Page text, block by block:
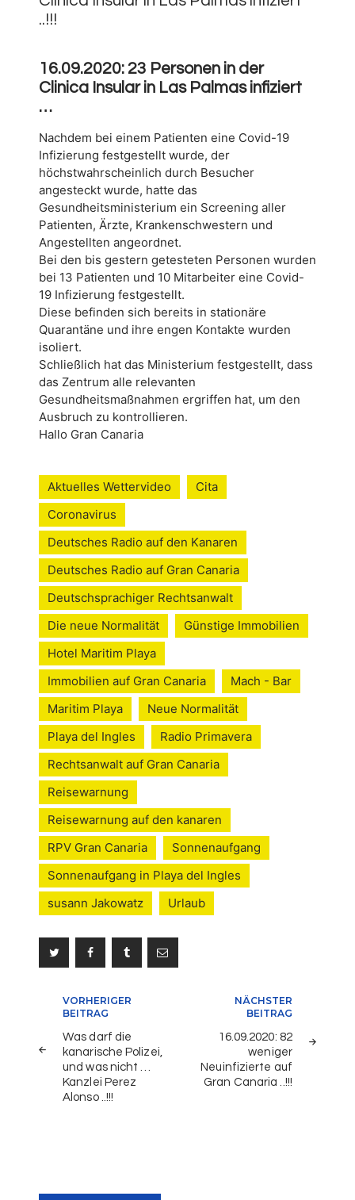
..!!!
16.09.2020: 23 Personen in der
Clinica Insular in Las Palmas infiziert
…
Nachdem bei einem Patienten eine Covid-19
Infizierung festgestellt wurde, der
höchstwahrscheinlich durch Besucher
angesteckt wurde, hatte das
Gesundheitsministerium ein Screening aller
Patienten, Ärzte, Krankenschwestern und
Angestellten angeordnet.
Bei den bis gestern getesteten Personen wurden
bei 13 Patienten und 10 Mitarbeiter eine Covid-
19 Infizierung festgestellt.
Diese befinden sich bereits in stationäre
Quarantäne und ihre engen Kontakte wurden
isoliert.
Schließlich hat das Ministerium festgestellt, dass
das Zentrum alle relevanten
Gesundheitsmaßnahmen ergriffen hat, um den
Ausbruch zu kontrollieren.
Hallo Gran Canaria
Aktuelles Wettervideo
Cita
Coronavirus
Deutsches Radio auf den Kanaren
Deutsches Radio auf Gran Canaria
Deutschsprachiger Rechtsanwalt
Die neue Normalität
Günstige Immobilien
Hotel Maritim Playa
Immobilien auf Gran Canaria
Mach - Bar
Maritim Playa
Neue Normalität
Playa del Ingles
Radio Primavera
Rechtsanwalt auf Gran Canaria
Reisewarnung
Reisewarnung auf den kanaren
RPV Gran Canaria
Sonnenaufgang
Sonnenaufgang in Playa del Ingles
susann Jakowatz
Urlaub
Beitragsnavigation
VORHERIGER
BEITRAG
Was darf die
kanarische Polizei,
und was nicht …
Kanzlei Perez
Alonso ..!!!
NÄCHSTER
BEITRAG
16.09.2020: 82
weniger
Neuinfizierte auf
Gran Canaria ..!!!